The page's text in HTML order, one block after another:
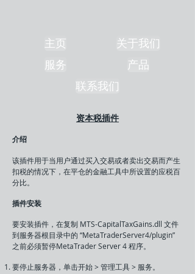
主页
关于我们
服务
产品
联系我们
资本税插件
介绍
该插件用于当用户通过买入交易或者卖出交易而产生
扣税的情况下，在平仓的金融工具中所设置的应税百
分比。
插件安装
要安装插件，在复制 MTS-CapitalTaxGains.dll 文件
到服务器根目录中的 “MetaTraderServer4/plugin”
之前必须暂停MetaTrader Server 4 程序。
要停止服务器，单击开始 > 管理工具 > 服务。